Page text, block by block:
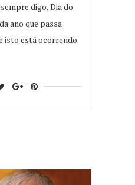
digo, Dia do
ano que passa
isto está ocorrendo.